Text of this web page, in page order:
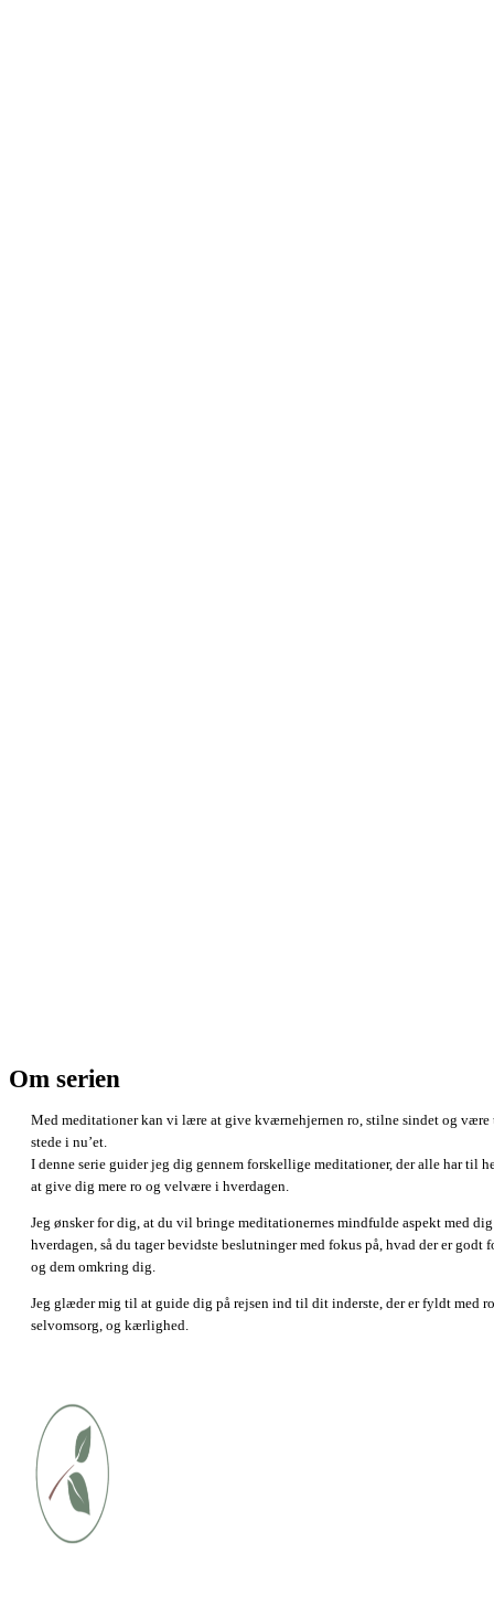
Om serien
Med meditationer kan vi lære at give kværnehjernen ro, stilne sindet og
stede i nu’et.
I denne serie guider jeg dig gennem forskellige meditationer, der alle har til
at give dig mere ro og velvære i hverdagen.
Jeg ønsker for dig, at du vil bringe meditationernes mindfulde aspekt med
hverdagen, så du tager bevidste beslutninger med fokus på, hvad der er godt
og dem omkring dig.
Jeg glæder mig til at guide dig på rejsen ind til dit inderste, der er fyldt med
selvomsorg, og kærlighed.